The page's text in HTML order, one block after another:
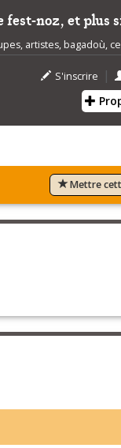
fest-noz, et plus
artistes, bagadoù,
S'inscrire |
Mettre